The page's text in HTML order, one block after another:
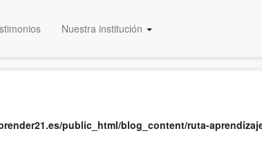
Nuestra institución
public_html/blog_content/ruta-